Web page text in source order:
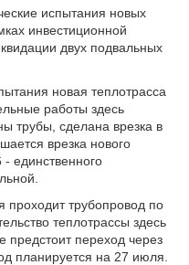
испытания новых
инвестиционной
двух подвальных
новая теплотрасса
работы здесь
трубы, сделана врезка в
врезка нового
единственного
проходит трубопровод по
теплотрассы здесь
переход через
планируется на 27 июля.